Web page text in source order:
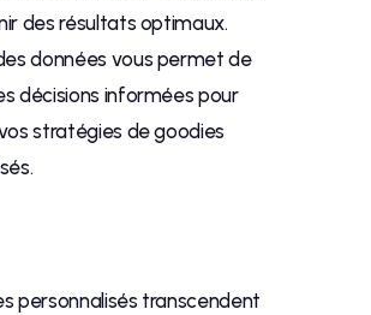
des résultats optimaux.
données vous permet de
décisions informées pour
stratégies de goodies
personnalisés transcendent